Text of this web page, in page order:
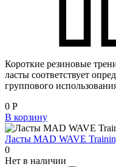
Короткие резиновые
ласты соответствует
группового
0 Р
В корзину
Ласты MAD WAVE
0
Нет в наличии